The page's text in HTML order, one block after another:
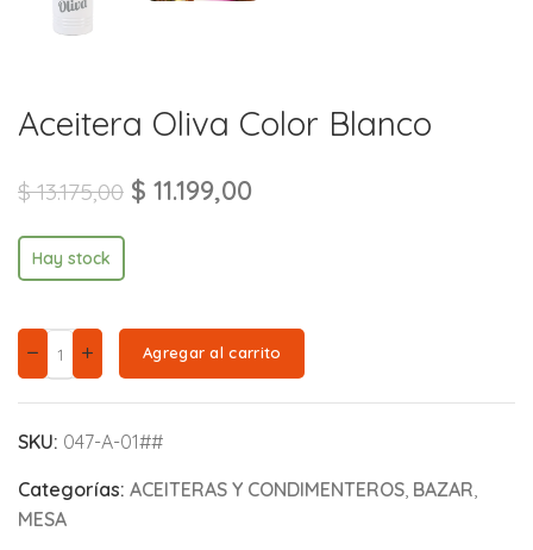
Aceitera Oliva Color Blanco
$13.175,00 $ 11.199,00
Hay stock
Agregar al carrito
SKU: 047-A-01##
Categorías: ACEITERAS Y CONDIMENTEROS BAZAR
MESA